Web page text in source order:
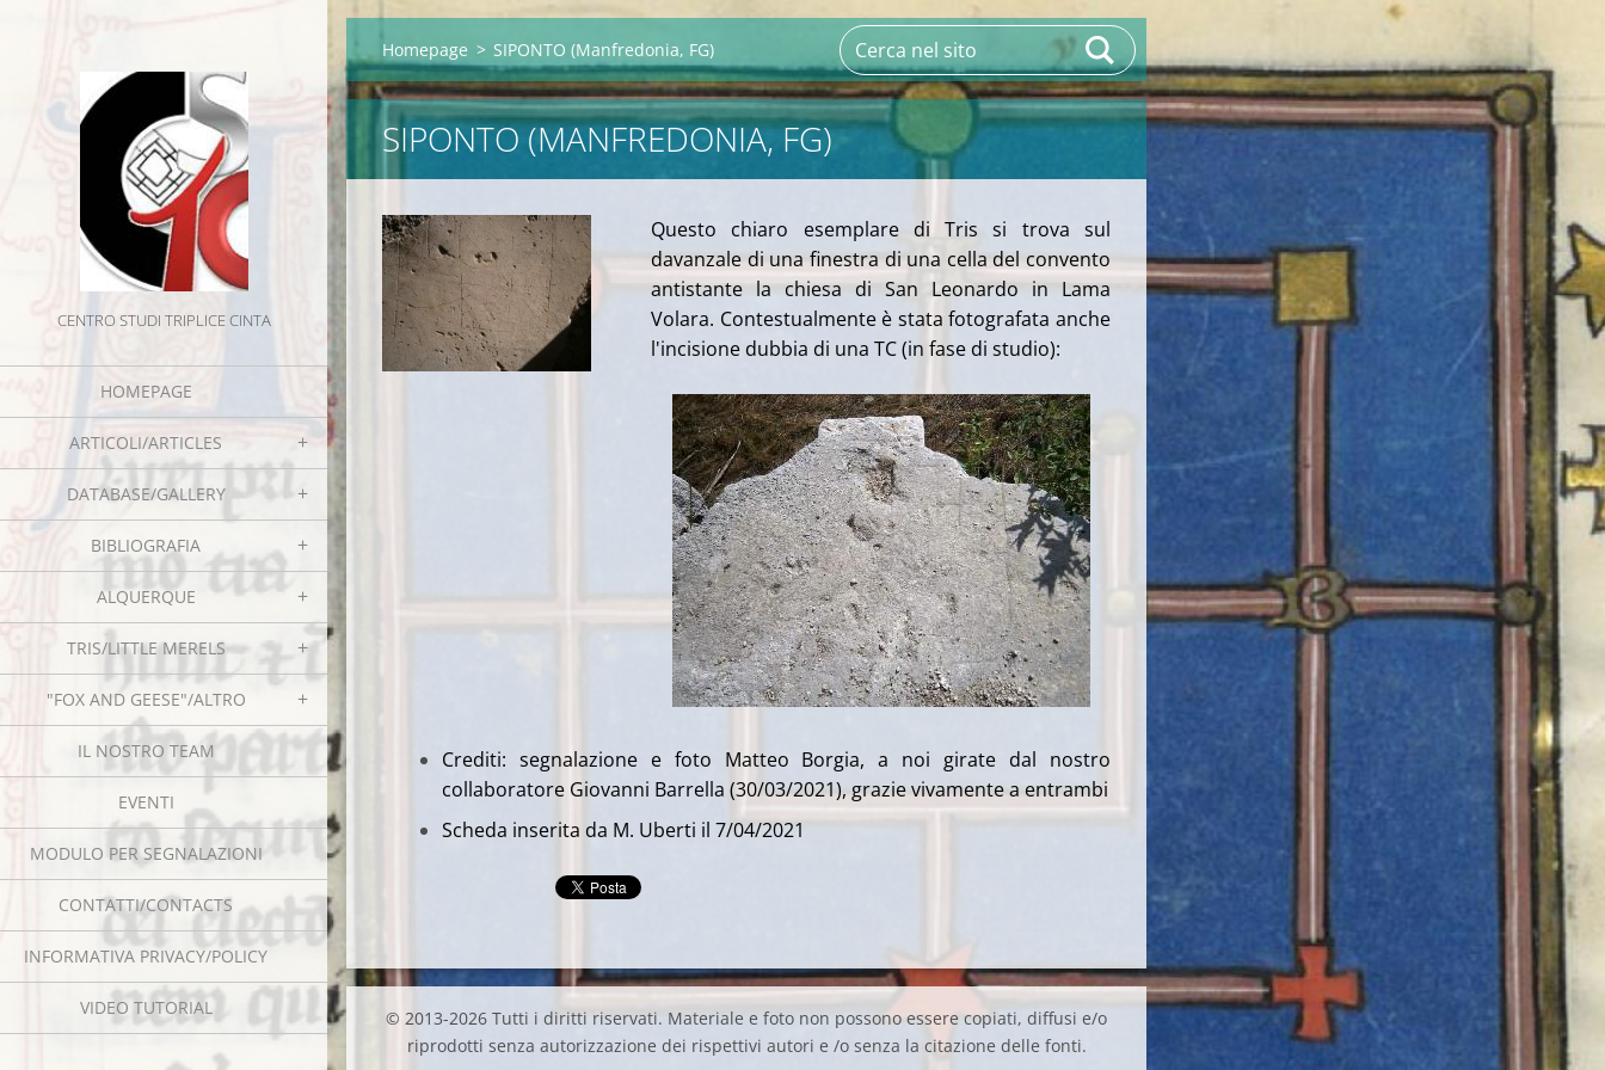
CENTRO STUDI TRIPLICE CINTA
HOMEPAGE
ARTICOLI/ARTICLES
DATABASE/GALLERY
BIBLIOGRAFIA
ALQUERQUE
TRIS/LITTLE MERELS
"FOX AND GEESE"/ALTRO
IL NOSTRO TEAM
EVENTI
MODULO PER SEGNALAZIONI
CONTATTI/CONTACTS
INFORMATIVA PRIVACY/POLICY
VIDEO TUTORIAL
Homepage > SIPONTO (Manfredonia, FG)
SIPONTO (MANFREDONIA, FG)
Questo chiaro esemplare di Tris si trova sul
davanzale di una finestra di una cella del convento
antistante la chiesa di San Leonardo in Lama
Volara. Contestualmente è stata fotografata anche
l'incisione dubbia di una TC (in fase di studio):
Crediti: segnalazione e foto Matteo Borgia, a noi girate dal nostro
collaboratore Giovanni Barrella (30/03/2021), grazie vivamente a entrambi
Scheda inserita da M. Uberti il 7/04/2021
© 2013-2026 Tutti i diritti riservati. Materiale e foto non possono essere copiati, diffusi e/o
riprodotti senza autorizzazione dei rispettivi autori e /o senza la citazione delle fonti.